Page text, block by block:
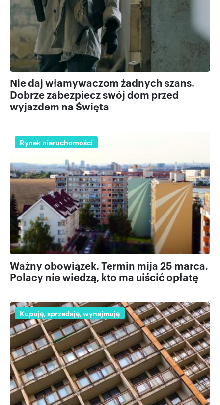
Nie daj włamywaczom żadnych szans.
Dobrze zabezpiecz swój dom przed
wyjazdem na Święta
Rynek nieruchomości
Ważny obowiązek. Termin mija 25 marca,
Polacy nie wiedzą, kto ma uiścić opłatę
Kupuję, sprzedaję, wynajmuję